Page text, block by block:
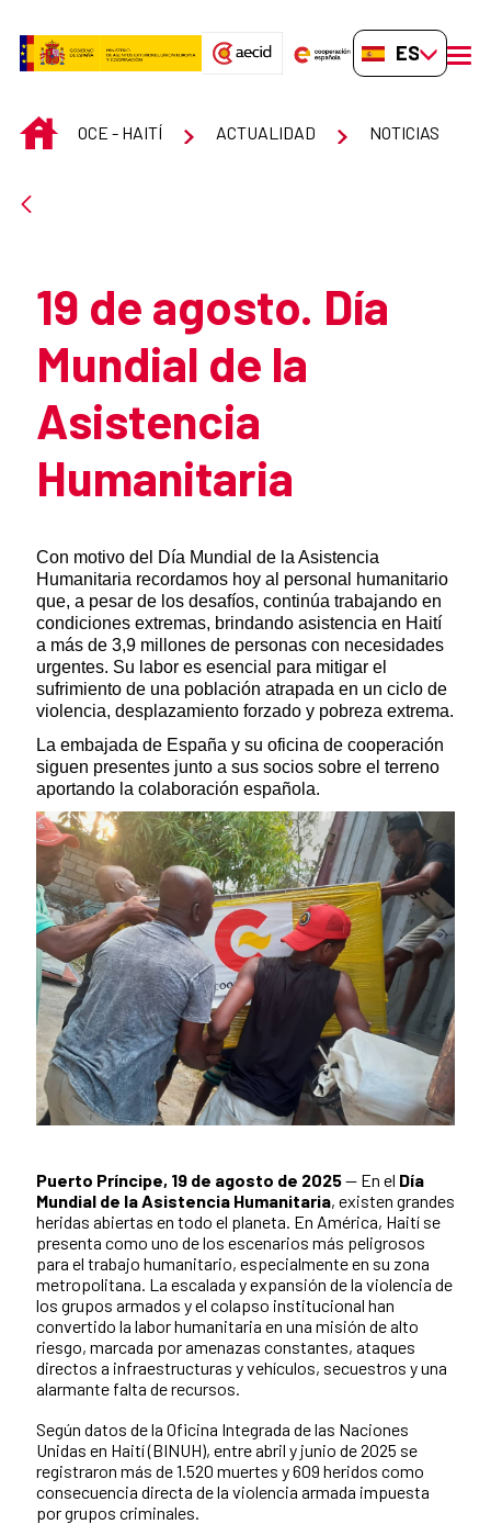
ES-ES
INICIOOCE - HAITÍ ACTUALIDAD NOTICIAS
19 de agosto. Día
Mundial de la
Asistencia
Humanitaria
Con motivo del Día Mundial de la Asistencia
Humanitaria recordamos hoy al personal humanitario
que, a pesar de los desafíos, continúa trabajando en
condiciones extremas, brindando asistencia en Haití
a más de 3,9 millones de personas con necesidades
urgentes. Su labor es esencial para mitigar el
sufrimiento de una población atrapada en un ciclo de
violencia, desplazamiento forzado y pobreza extrema.
La embajada de España y su oficina de cooperación
siguen presentes junto a sus socios sobre el terreno
aportando la colaboración española.
Contenido de la noticia
Puerto Príncipe, 19 de agosto de 2025— En el Día
Mundial de la Asistencia Humanitaria, existen grandes
heridas abiertas en todo el planeta. En América, Haití se
presenta como uno de los escenarios más peligrosos
para el trabajo humanitario, especialmente en su zona
metropolitana. La escalada y expansión de la violencia de
los grupos armados y el colapso institucional han
convertido la labor humanitaria en una misión de alto
riesgo, marcada por amenazas constantes, ataques
directos a infraestructuras y vehículos, secuestros y una
alarmante falta de recursos.
Según datos de la Oficina Integrada de las Naciones
Unidas en Haití (BINUH), entre abril y junio de 2025 se
registraron más de 1.520 muertes y 609 heridos como
consecuencia directa de la violencia armada impuesta
por grupos criminales.